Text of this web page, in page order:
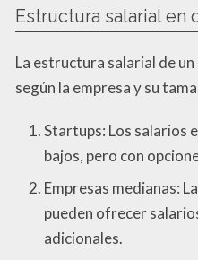
Estructura salarial
La estructura salarial de
según la empresa y su
Startups: Los salarios
bajos, pero con
Empresas medianas:
pueden ofrecer
adicionales.